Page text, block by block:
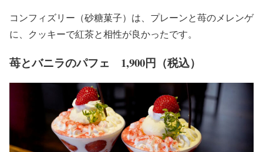
コンフィズリー（砂糖菓子）は、プレーンと苺のメレンゲ
に、クッキーで紅茶と相性が良かったです。
苺とバニラのパフェ 1,900円（税込）